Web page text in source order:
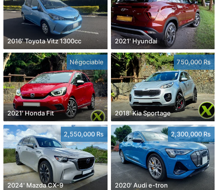
2016' Toyota Vitz 1300cc 2021' Hyundai
Négociable
2021' Honda Fit
750,000 Rs
2018' Kia Sportage
2,550,000 Rs
2024' Mazda CX-9
2,300,000 Rs
2020' Audi e-tron